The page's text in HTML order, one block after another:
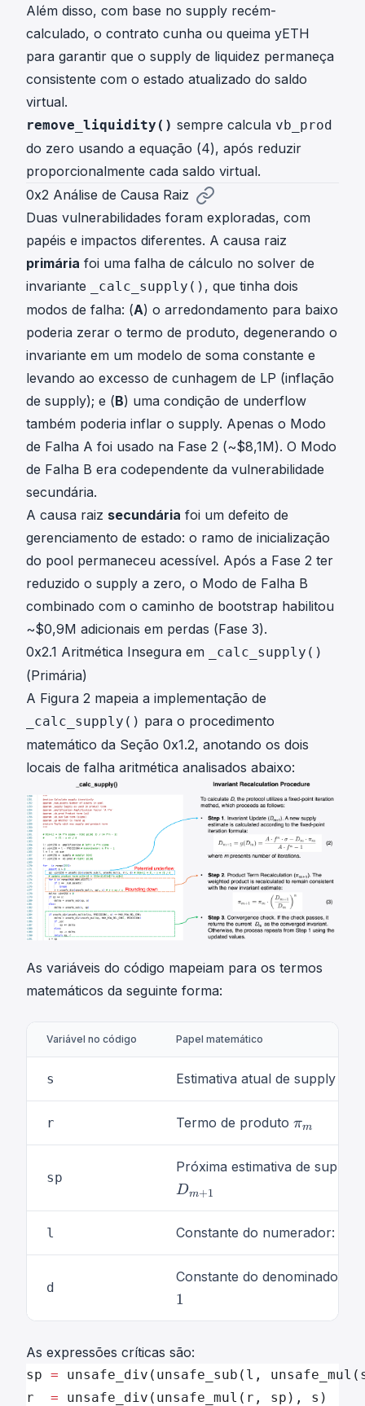
Além disso, com base no supply recém-
calculado, o contrato cunha ou queima yETH
para garantir que o supply de liquidez permaneça
consistente com o estado atualizado do saldo
virtual.
remove_liquidity() sempre calcula vb_prod
do zero usando a equação (4), após reduzir
proporcionalmente cada saldo virtual.
0x2 Análise de Causa Raiz
Duas vulnerabilidades foram exploradas, com
papéis e impactos diferentes. A causa raiz
primária foi uma falha de cálculo no solver de
invariante
_calc_supply() , que tinha dois
modos de falha: (A) o arredondamento para baixo
poderia zerar o termo de produto, degenerando o
invariante em um modelo de soma constante e
levando ao excesso de cunhagem de LP (inflação
de supply); e (B) uma condição de underflow
também poderia inflar o supply. Apenas o Modo
de Falha A foi usado na Fase 2 (~$8,1M). O Modo
de Falha B era codependente da vulnerabilidade
secundária.
A causa raiz secundária foi um defeito de
gerenciamento de estado: o ramo de inicialização
do pool permaneceu acessível. Após a Fase 2 ter
reduzido o supply a zero, o Modo de Falha B
combinado com o caminho de bootstrap habilitou
~$0,9M adicionais em perdas (Fase 3).
0x2.1 Aritmética Insegura em
_calc_supply()
(Primária)
A Figura 2 mapeia a implementação de
_calc_supply() para o procedimento
matemático da Seção 0x1.2, anotando os dois
locais de falha aritmética analisados abaixo:
As variáveis do código mapeiam para os termos
matemáticos da seguinte forma:
Variável no código Papel matemático
s Estimativa atual de supply
r Termo de produto π
\
p
_
m
πm
sp
Próxima estimativa de supply
Dm+1
l Constante do numerador:
a
d
Constante do denominador:
1
\
1
As expressões críticas são:
sp = unsafe_div(unsafe_sub(l,
r =